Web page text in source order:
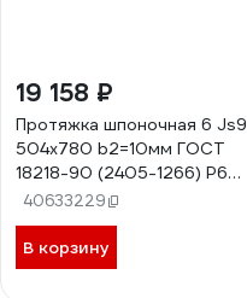
19 158 ₽
Протяжка шпоночная 6 Js9
504x780 b2=10мм ГОСТ
18218-90 (2405-1266) Р6М5
Beltools ri.135.218
40633229
В корзину